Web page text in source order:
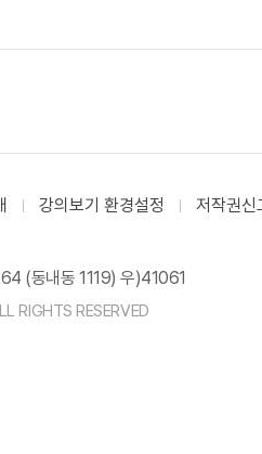
강의보기 환경설정 저작권신
(동내동 1119) 우)41061
RIGHTS RESERVED